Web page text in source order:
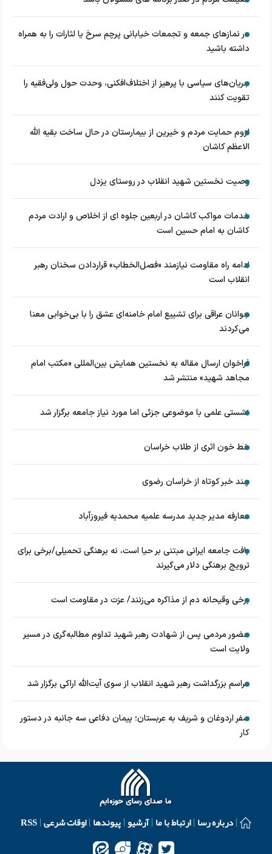
در نماز‌های جمعه و تجمعات خیابانی پرچم سرخ یا لثارات را به همراه
داشته باشید
جریان‌های سیاسی با پرهیز از اختلاف‌افکنی، وحدت حول ولی‌فقیه را
تقویت کنند
لزوم حمایت مردم و خیرین از بیمارستان در حال ساخت بقیه الله
الاعظم کاشان
وصیت نخستین شهید انقلاب در روستای یزدل
خدمات مواکب کاشان در اربعین جلوه ای از اخلاص و ارادت مردم
کاشان به امام حسین است
ادامه راه مقاومت نیازمند «فصل‌الخطاب» قراردادن سخنان رهبر
انقلاب است
جوانان عراقی برای تشییع امام خامنه‌ای عشق را با بی‌خوابی معنا
می‌کردند
فراخوان ارسال مقاله به نخستین همایش بین‌المللی «مکتب امام
مجاهد شهید» منتشر شد
نشستی علمی با موضوعی جزئی اما مورد نیاز جامعه برگزار شد
خط خون اثری از طلاب خراسان
چند خبر کوتاه از خراسان رضوی
معارفه مدیر جدید مدرسه علمیه محمدیه فیروزآباد
بافت جامعه ایرانی مبتنی بر حیا است، نه برهنگی تحمیلی/برخی برای
ترویج برهنگی دلار می‌گیرند
برخی وقیحانه دم از مذاکره می‌زنند/ عزت در مقاومت است
حضور مردمی پس از شهادت رهبر شهید تداوم مطالبه‌گری در مسیر
ولایت است
مراسم بزرگداشت رهبر شهید انقلاب از سوی آیت‌الله اراکی برگزار شد
سفر اردوغان و شریف به عربستان؛ پیمان دفاعی سه جانبه در دستور
کار
درباره رسا ارتباط با ما آرشیو پیوندها اوقات شرعی RSS